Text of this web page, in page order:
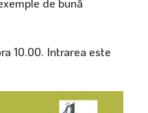
10.00. Intrarea este